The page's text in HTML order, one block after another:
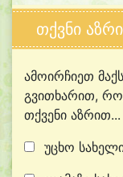
თქვნი
ამოირჩიეთ
გვითხარით,
თქვენი აზრით...
უცხო